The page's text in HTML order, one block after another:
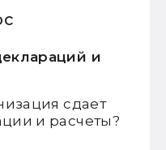
и
сдает
и расчеты?